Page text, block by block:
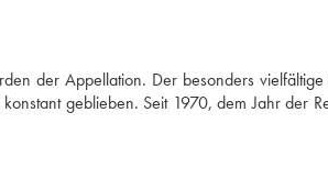
der Appellation. Der besonders
geblieben. Seit 1970, dem Jahr der